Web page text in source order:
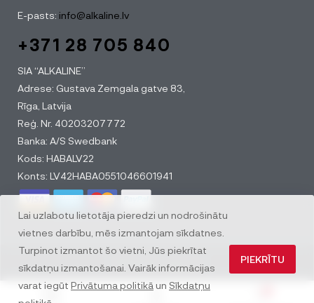
Lai uzlabotu lietotāja pieredzi un nodrošinātu
vietnes darbību, mēs izmantojam sīkdatnes.
Turpinot izmantot šo vietni, Jūs piekrītat
sīkdatņu izmantošanai. Vairāk informācijas
varat iegūt Privātuma politikā un Sīkdatņu
PIEKRĪTU
E-pasts: info@alkaline.lv
+371 28 705 840
SIA “ALKALINE”
Adrese: Gustava Zemgala gatve 83,
Rīga, Latvija
Reģ. Nr. 40203207772
Banka: A/S Swedbank
Kods: HABALV22
Konts: LV42HABA0551046601941
© All rights reserved